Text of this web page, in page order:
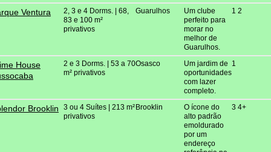
Ventura
2, 3 e 4 Dorms. | 68,
83 e 100 m²
privativos
Guarulhos
Um clube
perfeito para
morar no
melhor de
Guarulhos.
1 2
House
2 e 3 Dorms. | 53 a 70
m² privativos
Osasco
Um jardim de
oportunidades
com lazer
completo.
1
Brooklin
3 ou 4 Suítes | 213 m²
privativos
Brooklin
O ícone do
alto padrão
emoldurado
por um
endereço
3 4+